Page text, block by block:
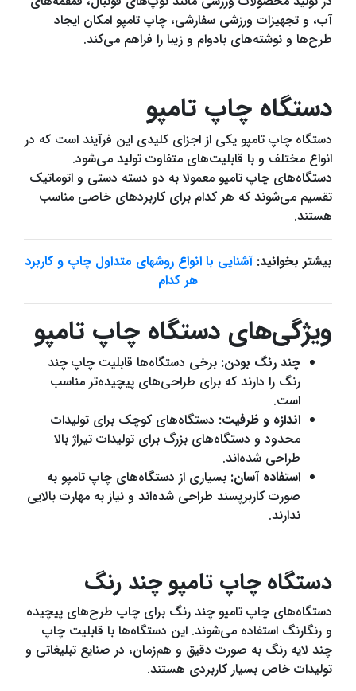
آب، و تجهیزات ورزشی سفارشی، چاپ تامپو امکان ایجاد
طرح‌ها و نوشته‌های بادوام و زیبا را فراهم می‌کند.
دستگاه چاپ تامپو
دستگاه چاپ تامپو یکی از اجزای کلیدی این فرآیند است که در
انواع مختلف و با قابلیت‌های متفاوت تولید می‌شود.
دستگاه‌های چاپ تامپو معمولا به دو دسته دستی و اتوماتیک
تقسیم می‌شوند که هر کدام برای کاربردهای خاصی مناسب
هستند.
بیشتر بخوانید:آشنایی با انواع روشهای متداول چاپ و کاربرد
هر کدام
ویژگی‌های دستگاه چاپ تامپو
چند رنگ بودن: برخی دستگاه‌ها قابلیت چاپ چند
رنگ را دارند که برای طراحی‌های پیچیده‌تر مناسب
است.
اندازه و ظرفیت: دستگاه‌های کوچک برای تولیدات
محدود و دستگاه‌های بزرگ برای تولیدات تیراژ بالا
طراحی شده‌اند.
استفاده آسان: بسیاری از دستگاه‌های چاپ تامپو به
صورت کاربرپسند طراحی شده‌اند و نیاز به مهارت بالایی
ندارند.
دستگاه چاپ تامپو چند رنگ
دستگاه‌های چاپ تامپو چند رنگ برای چاپ طرح‌های پیچیده
و رنگارنگ استفاده می‌شوند. این دستگاه‌ها با قابلیت چاپ
چند لایه رنگ به صورت دقیق و هم‌زمان، در صنایع تبلیغاتی و
تولیدات خاص بسیار کاربردی هستند.